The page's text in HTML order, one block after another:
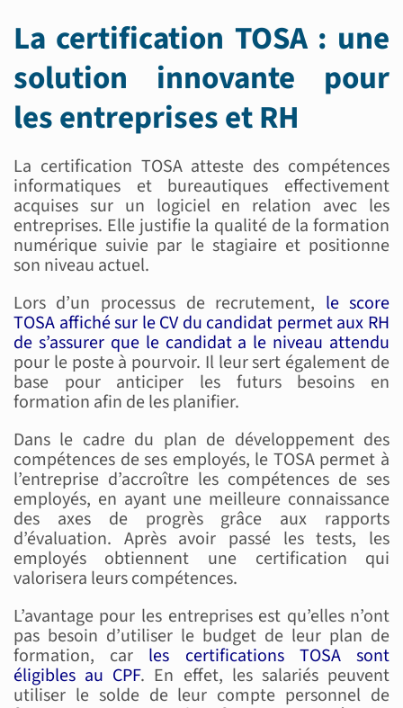
La certification TOSA : une
solution innovante pour
les entreprises et RH
La certification TOSA atteste des compétences
informatiques et bureautiques effectivement
acquises sur un logiciel en relation avec les
entreprises. Elle justifie la qualité de la formation
numérique suivie par le stagiaire et positionne
son niveau actuel.
Lors d’un processus de recrutement, le score
TOSA affiché sur le CV du candidat permet aux RH
de s’assurer que le candidat a le niveau attendu
pour le poste à pourvoir. Il leur sert également de
base pour anticiper les futurs besoins en
formation afin de les planifier.
Dans le cadre du plan de développement des
compétences de ses employés, le TOSA permet à
l’entreprise d’accroître les compétences de ses
employés, en ayant une meilleure connaissance
des axes de progrès grâce aux rapports
d’évaluation. Après avoir passé les tests, les
employés obtiennent une certification qui
valorisera leurs compétences.
L’avantage pour les entreprises est qu’elles n’ont
pas besoin d’utiliser le budget de leur plan de
formation, car les certifications TOSA sont
éligibles au CPF. En effet, les salariés peuvent
utiliser le solde de leur compte personnel de